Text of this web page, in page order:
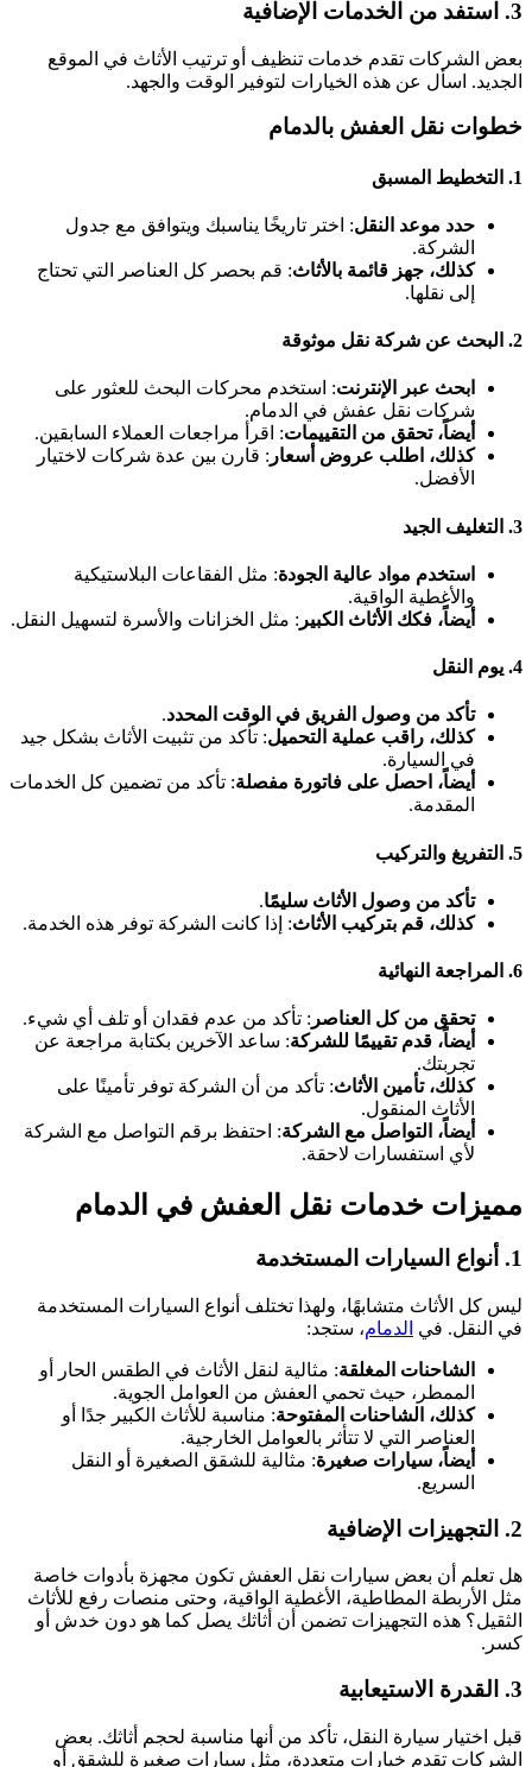
3. استفد من الخدمات الإضافية
بعض الشركات تقدم خدمات تنظيف أو ترتيب الأثاث في الموقع
الجديد. اسأل عن هذه الخيارات لتوفير الوقت والجهد.
خطوات نقل العفش بالدمام
1. التخطيط المسبق
حدد موعد النقل: اختر تاريخًا يناسبك ويتوافق مع جدول
الشركة.
كذلك، جهز قائمة بالأثاث: قم بحصر كل العناصر التي تحتاج
إلى نقلها.
2. البحث عن شركة نقل موثوقة
ابحث عبر الإنترنت: استخدم محركات البحث للعثور على
شركات نقل عفش في الدمام.
أيضاً، تحقق من التقييمات: اقرأ مراجعات العملاء السابقين.
كذلك، اطلب عروض أسعار : قارن بين عدة شركات لاختيار
الأفضل.
3. التغليف الجيد
استخدم مواد عالية الجودة: مثل الفقاعات البلاستيكية
والأغطية الواقية.
أيضاً، فكك الأثاث الكبير : مثل الخزانات والأسرة لتسهيل النقل.
4. يوم النقل
تأكد من وصول الفريق في الوقت المحدد.
كذلك، راقب عملية التحميل: تأكد من تثبيت الأثاث بشكل جيد
في السيارة.
أيضاً، احصل على فاتورة مفصلة: تأكد من تضمين كل الخدمات
المقدمة.
5. التفريغ والتركيب
تأكد من وصول الأثاث سليمًا.
كذلك، قم بتركيب الأثاث: إذا كانت الشركة توفر هذه الخدمة.
6. المراجعة النهائية
تحقق من كل العناصر : تأكد من عدم فقدان أو تلف أي شيء.
أيضاً، قدم تقييمًا للشركة: ساعد الآخرين بكتابة مراجعة عن
تجربتك.
كذلك، تأمين الأثاث: تأكد من أن الشركة توفر تأمينًا على
الأثاث المنقول.
أيضاً، التواصل مع الشركة: احتفظ برقم التواصل مع الشركة
لأي استفسارات لاحقة.
مميزات خدمات نقل العفش في الدمام
1. أنواع السيارات المستخدمة
ليس كل الأثاث متشابهًا، ولهذا تختلف أنواع السيارات المستخدمة
في النقل. في الدمام، ستجد:
الشاحنات المغلقة: مثالية لنقل الأثاث في الطقس الحار أو
الممطر، حيث تحمي العفش من العوامل الجوية.
كذلك، الشاحنات المفتوحة: مناسبة للأثاث الكبير جدًا أو
العناصر التي لا تتأثر بالعوامل الخارجية.
أيضاً، سيارات صغيرة: مثالية للشقق الصغيرة أو النقل
السريع.
2. التجهيزات الإضافية
هل تعلم أن بعض سيارات نقل العفش تكون مجهزة بأدوات خاصة
مثل الأربطة المطاطية، الأغطية الواقية، وحتى منصات رفع للأثاث
الثقيل؟ هذه التجهيزات تضمن أن أثاثك يصل كما هو دون خدش أو
كسر.
3. القدرة الاستيعابية
قبل اختيار سيارة النقل، تأكد من أنها مناسبة لحجم أثاثك. بعض
الشركات تقدم خيارات متعددة، مثل سيارات صغيرة للشقق أو